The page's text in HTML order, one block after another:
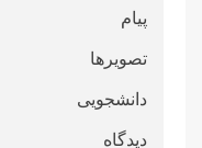
پیام
تصویرها
دانشجویی
دیدگاه